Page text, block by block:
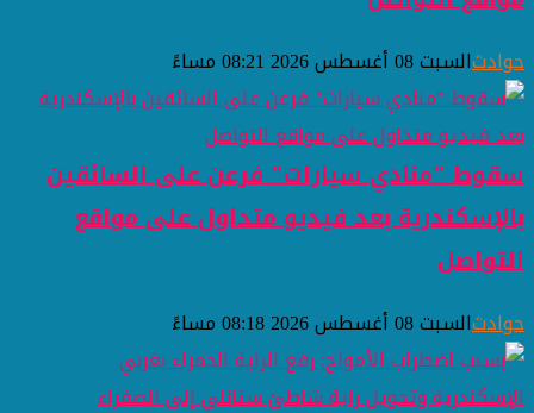
حوادثالسبت 08 أغسطس 2026 08:21 مساءً
سقوط "منادي سيارات" فرعن على السائقين
بالإسكندرية بعد فيديو متداول على مواقع
التواصل
حوادثالسبت 08 أغسطس 2026 08:18 مساءً